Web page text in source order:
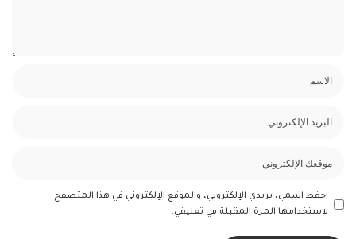
احفظ اسمي، بريدي الإلكتروني، والموقع الإلكتروني في هذا المتصفح
لاستخدامها المرة المقبلة في تعليقي.